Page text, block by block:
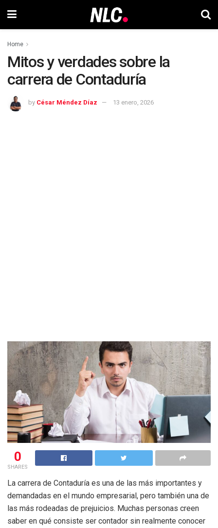
Home
Mitos y verdades sobre la
carrera de Contaduría
by César Méndez Díaz 13 enero, 2026
0
SHARES
La carrera de Contaduría es una de las más importantes y
demandadas en el mundo empresarial, pero también una de
las más rodeadas de prejuicios. Muchas personas creen
saber en qué consiste ser contador sin realmente conocer